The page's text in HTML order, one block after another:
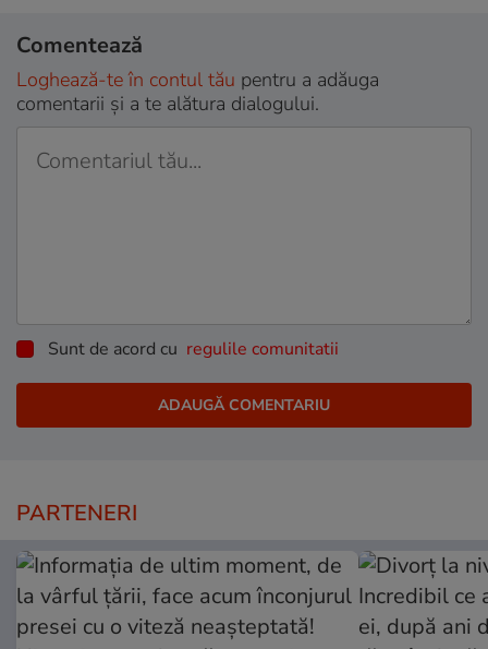
Comentează
Loghează-te în contul tău pentru a adăuga
comentarii și a te alătura dialogului.
Sunt de acord cu regulile comunitatii
PARTENERI